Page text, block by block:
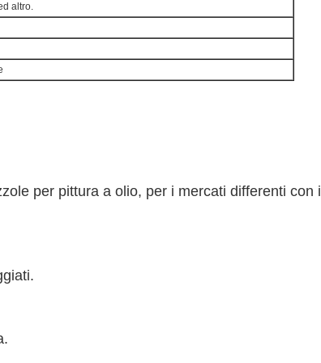
altro.
per pittura a olio, per i mercati differenti con il